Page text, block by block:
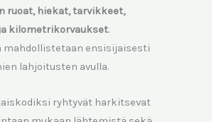
ruoat, hiekat, tarvikkeet,
kilometrikorvaukset.
ensisijaisesti
lahjoitusten avulla.
ryhtyvät harkitsevat